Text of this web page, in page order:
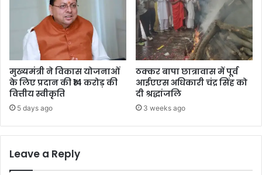
मुख्यमंत्री ने विकास योजनाओं
के लिए प्रदान की ₹14 करोड़ की
वित्तीय स्वीकृति
5 days ago
ठक्कर बापा छात्रावास में पूर्व
आईएएस अधिकारी चंद्र सिंह को
दी श्रद्धांजलि
3 weeks ago
Leave a Reply